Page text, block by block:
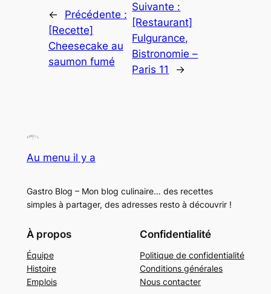
←
Précédente :
[Recette]
Cheesecake au
saumon fumé
Suivante :
[Restaurant]
Fulgurance,
Bistronomie –
Paris 11
→
Au menu il y a
Gastro Blog – Mon blog culinaire… des recettes
simples à partager, des adresses resto à découvrir !
À propos
Équipe
Histoire
Emplois
Confidentialité
Politique de confidentialité
Conditions générales
Nous contacter